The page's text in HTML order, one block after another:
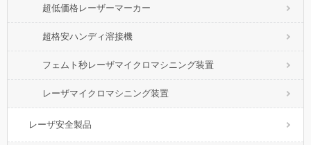
超低価格レーザーマーカー
超格安ハンディ溶接機
フェムト秒レーザマイクロマシニング装置
レーザマイクロマシニング装置
レーザ安全製品